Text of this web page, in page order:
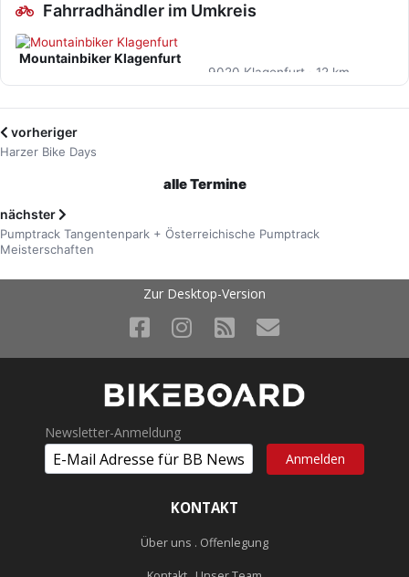
Fahrradhändler im Umkreis
Mountainbiker Klagenfurt
9020 Klagenfurt · 12 km
vorheriger
Harzer Bike Days
alle Termine
nächster
Pumptrack Tangentenpark + Österreichische Pumptrack
Meisterschaften
Zur Desktop-Version
Newsletter-Anmeldung
KONTAKT
Über uns . Offenlegung